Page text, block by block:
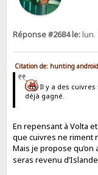
Réponse #2684 le:lun.
Citation de: hunting
Il y a des cuivres
déjà gagné.
En repensant à Volta
que cuivres ne riment
Mais je propose
seras revenu